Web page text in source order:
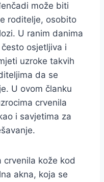
može biti
roditelje, osobito
U ranim danima
osjetljiva i
uzroke takvih
da se
U ovom članku
crvenila
i savjetima za
crvenila kože kod
akna, koja se